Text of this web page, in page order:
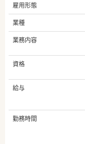
雇用形態
業種
業務内容
資格
給与
勤務時間